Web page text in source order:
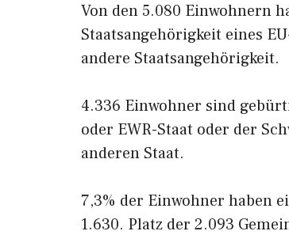
Von den 5.080 Einwohnern
Staatsangehörigkeit eines
andere Staatsangehörigkeit.
4.336 Einwohner sind
oder EWR-Staat oder der
anderen Staat.
7,3% der Einwohner haben
1.630. Platz der 2.093